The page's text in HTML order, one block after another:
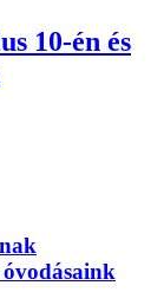
10-én és
óvodásaink